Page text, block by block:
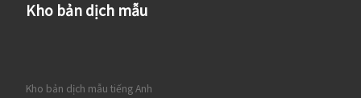
Kho bản dịch mẫu
Kho bản dịch mẫu tiếng Anh